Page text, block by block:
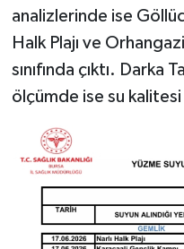
analizlerinde ise
Halk Plajı ve
sınıfında çıktı. Darka
ölçümde ise su